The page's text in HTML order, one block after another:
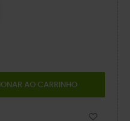
AO CARRINHO